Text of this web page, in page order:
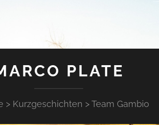
PLATE
> Kurzgeschichten > Team Gambio